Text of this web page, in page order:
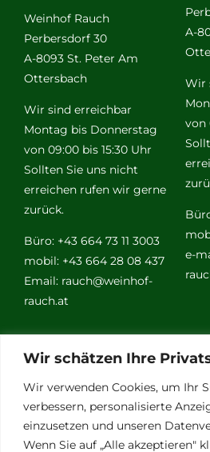
Wir schätzen Ihre
Wir verwenden Cookies, um Ihr
verbessern, personalisierte
einzusetzen und unseren
Wenn Sie auf „Alle akzeptieren"
Weinhof Rauch
Perbersdorf 30
A-8093 St. Peter Am
Ottersbach
Wir sind erreichbar
Montag bis Donnerstag
von 09:00 bis 15:30 Uhr
Sollten Sie uns nicht
erreichen rufen wir gerne
zurück.
Büro: +43 664 73 11 3003
mobil: +43 664 28 08 437
Email: rauch@weinhof-
rauch.at
A-
Wir
von
e-
Links
Vino Vitalis
Ottersbachtal